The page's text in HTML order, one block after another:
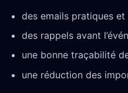
des emails pratiques et
des rappels avant
une bonne traçabilité
une réduction des